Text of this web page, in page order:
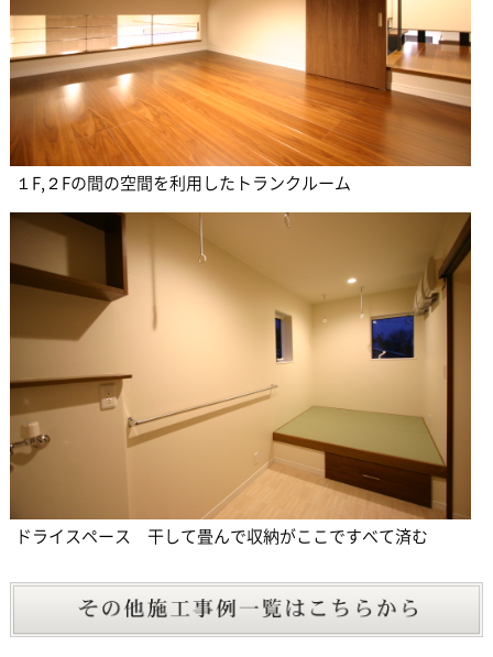
１F,２Fの間の空間を利用したトランクルーム
ドライスペース 干して畳んで収納がここですべて済む